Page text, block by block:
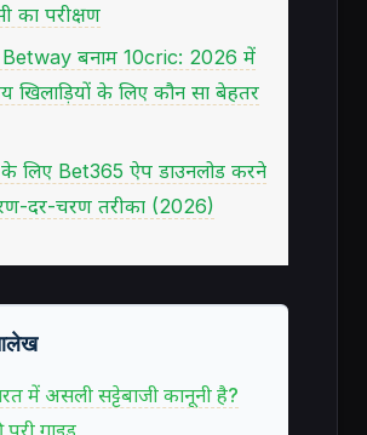
का परीक्षण
बनाम 10cric: 2026 में
खिलाड़ियों के लिए कौन सा बेहतर
के लिए Bet365 ऐप डाउनलोड करने
दर-चरण तरीका (2026)
में असली सट्टेबाजी कानूनी है?